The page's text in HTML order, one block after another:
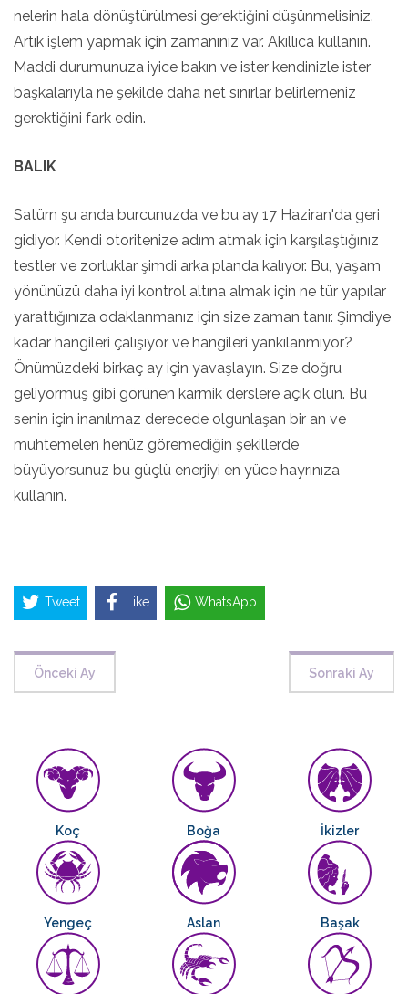
nelerin hala dönüştürülmesi gerektiğini düşünmelisiniz.
Artık işlem yapmak için zamanınız var. Akıllıca kullanın.
Maddi durumunuza iyice bakın ve ister kendinizle ister
başkalarıyla ne şekilde daha net sınırlar belirlemeniz
gerektiğini fark edin.
BALIK
Satürn şu anda burcunuzda ve bu ay 17 Haziran'da geri
gidiyor. Kendi otoritenize adım atmak için karşılaştığınız
testler ve zorluklar şimdi arka planda kalıyor. Bu, yaşam
yönünüzü daha iyi kontrol altına almak için ne tür yapılar
yarattığınıza odaklanmanız için size zaman tanır. Şimdiye
kadar hangileri çalışıyor ve hangileri yankılanmıyor?
Önümüzdeki birkaç ay için yavaşlayın. Size doğru
geliyormuş gibi görünen karmik derslere açık olun. Bu
senin için inanılmaz derecede olgunlaşan bir an ve
muhtemelen henüz göremediğin şekillerde
büyüyorsunuz bu güçlü enerjiyi en yüce hayrınıza
kullanın.
Tweet Like WhatsApp
Önceki Ay Sonraki Ay
Koç Boğa İkizler
Yengeç Aslan Başak